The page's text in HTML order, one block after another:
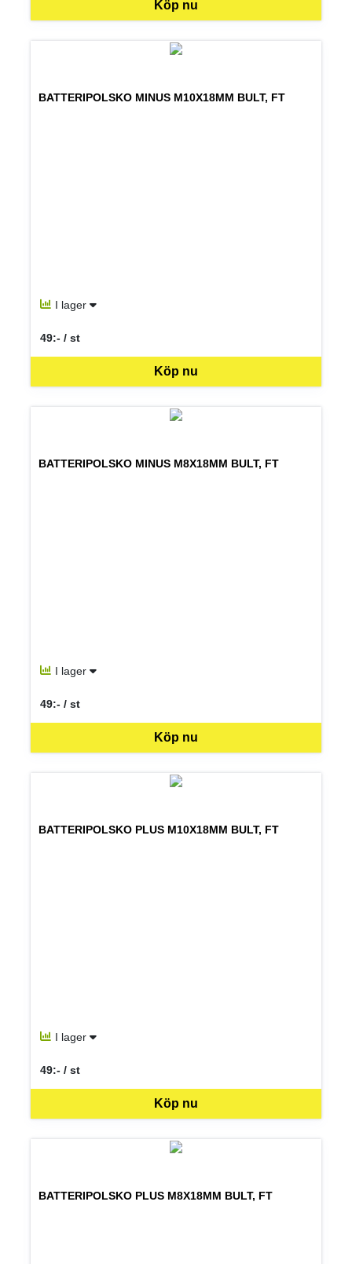
Köp nu
BATTERIPOLSKO MINUS M10X18MM BULT, FT
I lager
Köp nu
49:- / st
SEK per ST
BATTERIPOLSKO MINUS M8X18MM BULT, FT
I lager
Köp nu
49:- / st
SEK per ST
BATTERIPOLSKO PLUS M10X18MM BULT, FT
I lager
Köp nu
49:- / st
SEK per ST
BATTERIPOLSKO PLUS M8X18MM BULT, FT